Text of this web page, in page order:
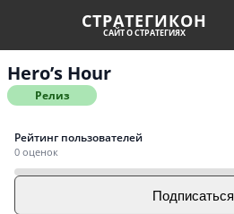
СТРАТЕГИКОН
САЙТ О СТРАТЕГИЯХ
Hero’s Hour
Релиз
Рейтинг пользователей
0 оценок
Подписаться